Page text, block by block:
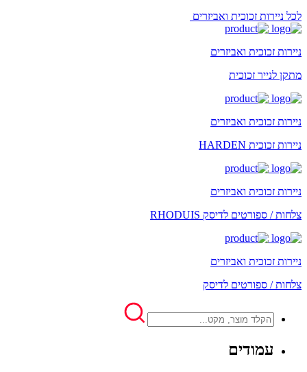
לכל ניירות זכוכית ואביזרים
ניירות זכוכית ואביזרים
מתקן לנייר זכוכית
ניירות זכוכית ואביזרים
ניירות זכוכית HARDEN
ניירות זכוכית ואביזרים
צלחות / ספורטים לדיסק RHODUIS
ניירות זכוכית ואביזרים
צלחות / ספורטים לדיסק
עמודים